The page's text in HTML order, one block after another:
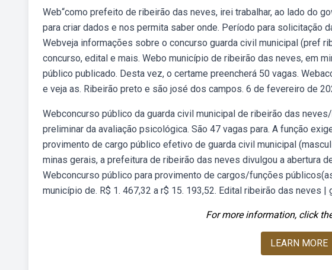
Web“como prefeito de ribeirão das neves, irei trabalhar, ao lado do
para criar dados e nos permita saber onde. Período para solicitação
Webveja informações sobre o concurso guarda civil municipal (pref
concurso, edital e mais. Webo município de ribeirão das neves, em
público publicado. Desta vez, o certame preencherá 50 vagas.
e veja as. Ribeirão preto e são josé dos campos. 6 de fevereiro de
Webconcurso público da guarda civil municipal de ribeirão das
preliminar da avaliação psicológica. São 47 vagas para. A função
provimento de cargo público efetivo de guarda civil municipal
minas gerais, a prefeitura de ribeirão das neves divulgou a abertura
Webconcurso público para provimento de cargos/funções
município de. R$ 1. 467,32 a r$ 15. 193,52. Edital ribeirão das neves
For more information, click
LEARN MORE